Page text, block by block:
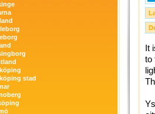
stad
It
to